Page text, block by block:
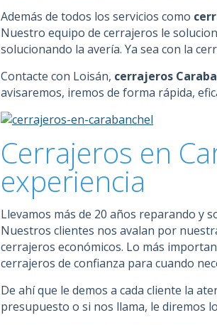
Además de todos los servicios como
Nuestro equipo de cerrajeros le
solucionando la avería. Ya sea con la
Contacte con Loisán, cerrajeros
avisaremos, iremos de forma rápida,
Cerrajeros en
experiencia
Llevamos más de 20 años reparando y
Nuestros clientes nos avalan por
cerrajeros económicos. Lo más
cerrajeros de confianza para cuando
De ahí que le demos a cada cliente la
presupuesto o si nos llama, le diremos